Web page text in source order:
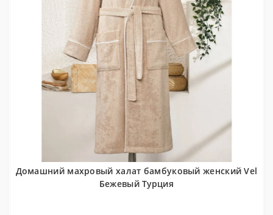
Домашний махровый халат бамбуковый женский Vel
Бежевый Турция